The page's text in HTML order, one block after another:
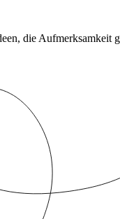
die Aufmerksamkeit